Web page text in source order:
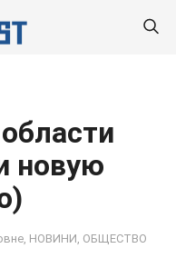
новую
НОВИНИ ОБЩЕСТВО